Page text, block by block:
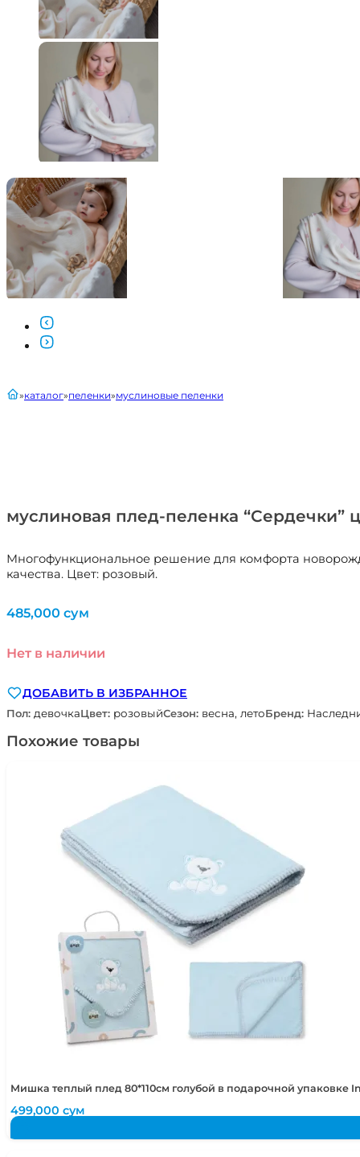
муслиновая плед-пеленка “Сердечки”
Многофункциональное решение для комфорта
качества. Цвет: розовый.
главнаякаталог пеленки муслиновые пеленки
485,000 сум
Нет в наличии
ДОБАВИТЬ В ИЗБРАННОЕ
Пол: девочкаЦвет: розовыйСезон: весна, летоБренд:
Похожие товары
Мишка теплый плед 80*110см голубой в подарочной упаковке
499,000сум